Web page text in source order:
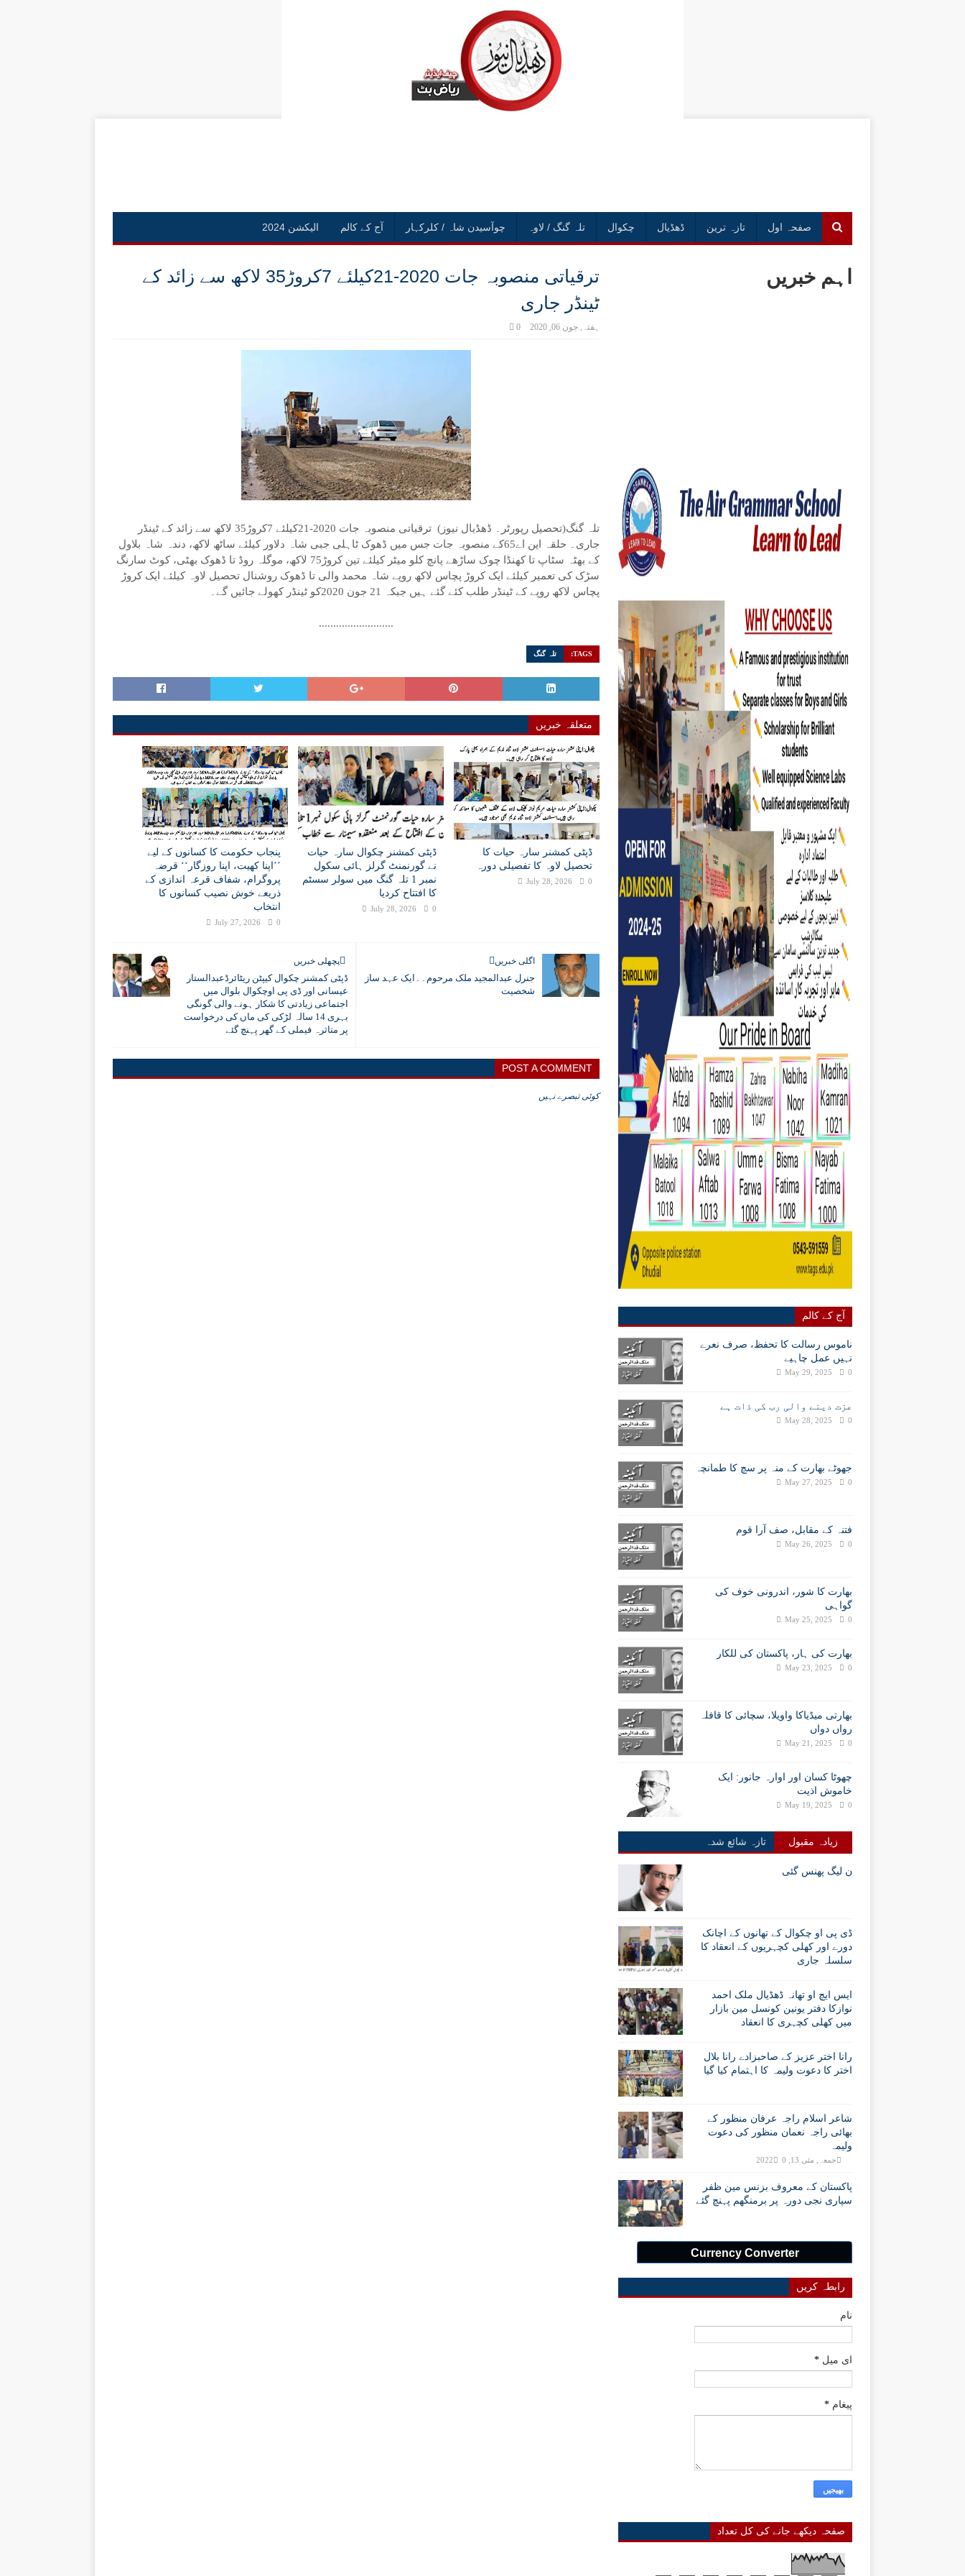
صفحہ اول تازہ ترین ڈھڈیال چکوال تلہ گنگ / لاوہ چوآسیدن شاہ / کلرکہار آج کے کالم الیکشن 2024
ترقیاتی منصوبہ جات 2020-21کیلئے 7کروڑ35 لاکھ سے زائد کے
ٹینڈر جاری
ہفتہ, جون 06, 2020 0
تلہ گنگ(تحصیل رپورٹر۔ ڈھڈیال نیوز) ترقیاتی منصوبہ جات 2020-21کیلئے 7کروڑ35 لاکھ سے زائد کے ٹینڈر
جاری۔ حلقہ این اے65کے منصوبہ جات جس میں ڈھوک ٹاہلی جبی شاہ دلاور کیلئے ساٹھ لاکھ، دندہ شاہ بلاول
کے بھٹہ سٹاپ تا کھنڈا چوک ساڑھے پانچ کلو میٹر کیلئے تین کروڑ75 لاکھ، موگلہ روڈ تا ڈھوک بھٹی، کوٹ سارنگ
سڑک کی تعمیر کیلئے ایک کروڑ پچاس لاکھ روپے شاہ محمد والی تا ڈھوک روشنال تحصیل لاوہ کیلئے ایک کروڑ
پچاس لاکھ روپے کے ٹینڈر طلب کئے گئے ہیں جبکہ 21 جون 2020کو ٹینڈر کھولے جائیں گے۔
..........................
TAGS: تلہ گنگ
متعلقہ خبریں
ڈپٹی کمشنر سارہ حیات کا
تحصیل لاوہ کا تفصیلی دورہ
July 28, 2026 0
ڈپٹی کمشنر چکوال سارہ حیات
نے گورنمنٹ گرلز ہائی سکول
نمبر 1 تلہ گنگ میں سولر سسٹم
کا افتتاح کردیا
July 28, 2026 0
پنجاب حکومت کا کسانوں کے لیے
’’اپنا کھیت، اپنا روزگار‘‘ قرضہ
پروگرام، شفاف قرعہ اندازی کے
ذریعے خوش نصیب کسانوں کا
انتخاب
July 27, 2026 0
اگلی خبریں
جنرل عبدالمجید ملک مرحوم۔۔ایک عہد ساز
شخصیت
پچھلی خبریں
ڈپٹی کمشنر چکوال کیپٹن ریٹائرڈعبدالستار
عیسانی اور ڈی پی اوچکوال بلوال میں
اجتماعی زیادتی کا شکار ہونے والی گونگی
بہری 14 سالہ لڑکی کی ماں کی درخواست
پر متاثرہ فیملی کے گھر پہنچ گئے
POST A COMMENT
کوئی تبصرے نہیں
اہم خبریں
نئی خبر ایک لمحے میں آپ کے سامنے اسی جگہ پر
موجود ہوگی
آج کے کالم
ناموس رسالت کا تحفظ، صرف نعرے
نہیں عمل چاہیے
May 29, 2025 0
عزت دینے والی رب کی ذات ہے
May 28, 2025 0
جھوٹے بھارت کے منہ پر سچ کا طمانچہ
May 27, 2025 0
فتنہ کے مقابل، صف آرا قوم
May 26, 2025 0
بھارت کا شور، اندرونی خوف کی
گواہی
May 25, 2025 0
بھارت کی ہار، پاکستان کی للکار
May 23, 2025 0
بھارتی میڈیاکا واویلا، سچائی کا قافلہ
رواں دواں
May 21, 2025 0
چھوٹا کسان اور اوارہ جانور: ایک
خاموش اذیت
May 19, 2025 0
زیادہ مقبول تازہ شائع شدہ
ن لیگ پھنس گئی
ڈی پی او چکوال کے تھانوں کے اچانک
دورے اور کھلی کچہریوں کے انعقاد کا
سلسلہ جاری
ایس ایچ او تھانہ ڈھڈیال ملک احمد
نوازکا دفتر یونین کونسل مین بازار
میں کھلی کچہری کا انعقاد
رانا اختر عزیز کے صاحبزادے رانا بلال
اختر کا دعوت ولیمہ کا اہتمام کیا گیا
شاعر اسلام راجہ عرفان منظور کے
بھائی راجہ نعمان منظور کی دعوت
ولیمہ
جمعہ, مئی 13, 2022 0
پاکستان کے معروف بزنس مین ظفر
سپاری نجی دورہ پر برمنگھم پہنچ گئے
Currency Converter
رابطہ کریں
نام
ای میل *
پیغام *
صفحہ دیکھے جانے کی کل تعداد